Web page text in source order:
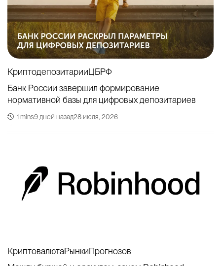
КриптодепозитарииЦБРФ
Банк России завершил формирование
нормативной базы для цифровых депозитариев
1 mins9 дней назад28 июля, 2026
КриптовалютаРынкиПрогнозов